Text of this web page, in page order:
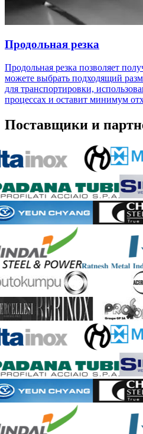
Продольная резка
Продольная резка позволяет
можете выбрать подходящий
для транспортировки,
процессах и оставит минимум
Поставщики и